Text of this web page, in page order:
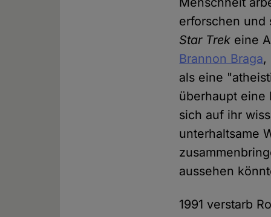
erforschen und
Star Trek eine
Brannon Braga,
als eine
überhaupt eine
sich auf ihr
unterhaltsame
aussehen
1991 verstarb